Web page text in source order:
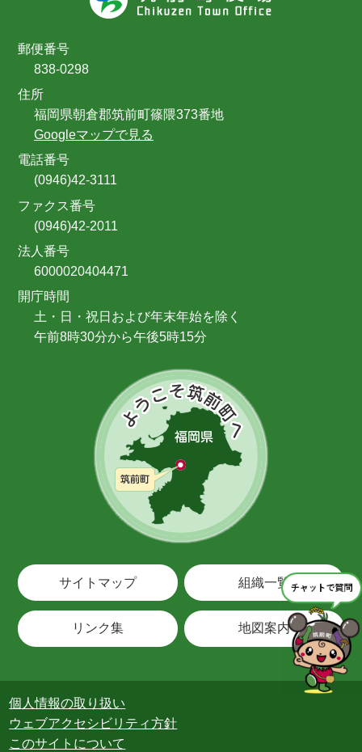
郵便番号
838-0298
住所
福岡県朝倉郡筑前町篠隈373番地
Googleマップで見る
電話番号
(0946)42-3111
ファクス番号
(0946)42-2011
法人番号
6000020404471
開庁時間
土・日・祝日および年末年始を除く
午前8時30分から午後5時15分
サイトマップ 組織一覧
リンク集 地図案内
個人情報の取り扱い
ウェブアクセシビリティ方針
このサイトについて